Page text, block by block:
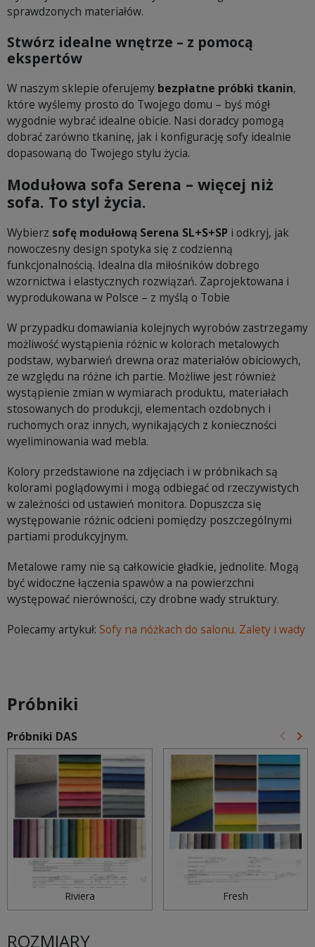
sprawdzonych materiałów.
Stwórz idealne wnętrze – z pomocą
ekspertów
W naszym sklepie oferujemy bezpłatne próbki tkanin,
które wyślemy prosto do Twojego domu – byś mógł
wygodnie wybrać idealne obicie. Nasi doradcy pomogą
dobrać zarówno tkaninę, jak i konfigurację sofy idealnie
dopasowaną do Twojego stylu życia.
Modułowa sofa Serena – więcej niż
sofa. To styl życia.
Wybierz sofę modułową Serena SL+S+SP i odkryj, jak
nowoczesny design spotyka się z codzienną
funkcjonalnością. Idealna dla miłośników dobrego
wzornictwa i elastycznych rozwiązań. Zaprojektowana i
wyprodukowana w Polsce – z myślą o Tobie
W przypadku domawiania kolejnych wyrobów zastrzegamy
możliwość wystąpienia różnic w kolorach metalowych
podstaw, wybarwień drewna oraz materiałów obiciowych,
ze względu na różne ich partie. Możliwe jest również
wystąpienie zmian w wymiarach produktu, materiałach
stosowanych do produkcji, elementach ozdobnych i
ruchomych oraz innych, wynikających z konieczności
wyeliminowania wad mebla.
Kolory przedstawione na zdjęciach i w próbnikach są
kolorami poglądowymi i mogą odbiegać od rzeczywistych
w zależności od ustawień monitora. Dopuszcza się
występowanie różnic odcieni pomiędzy poszczególnymi
partiami produkcyjnym.
Metalowe ramy nie są całkowicie gładkie, jednolite. Mogą
być widoczne łączenia spawów a na powierzchni
występować nierówności, czy drobne wady struktury.
Polecamy artykuł: Sofy na nóżkach do salonu. Zalety i wady
Próbniki
Próbniki DAS keyboard_arrow_left keyboard_arrow_right
Riviera Fresh
ROZMIARY